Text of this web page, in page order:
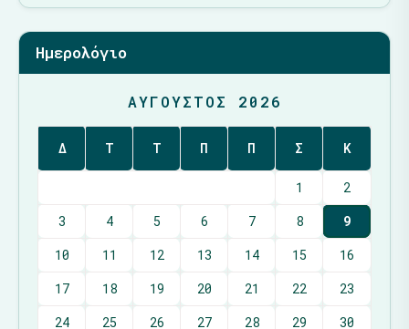
Ημερολόγιο
ΑΎΓΟΥΣΤΟΣ 2026
Δ Τ Τ Π Π Σ Κ
1
2
3
4 5 6 7 8
9
10
11 12 13 14 15
16
17
18 19 20 21 22
23
24
25 26 27 28 29
30